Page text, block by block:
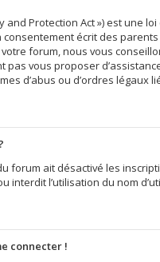
and Protection Act ») est
écrit des
forum, nous vous
vous proposer
d’abus ou d’ordres légaux
forum ait désactivé les
interdit l’utilisation du nom
connecter !